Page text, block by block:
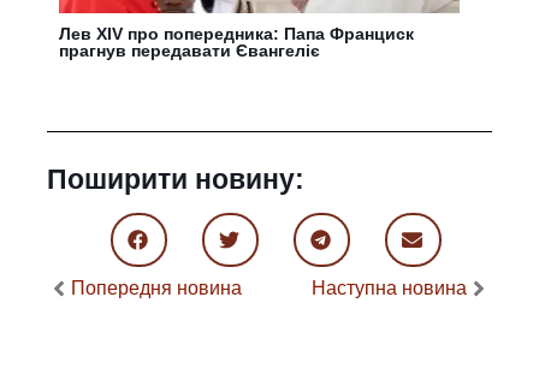
Лев XIV про попередника: Папа Франциск
прагнув передавати Євангеліє
Поширити новину:
Попередня новина Наступна новина